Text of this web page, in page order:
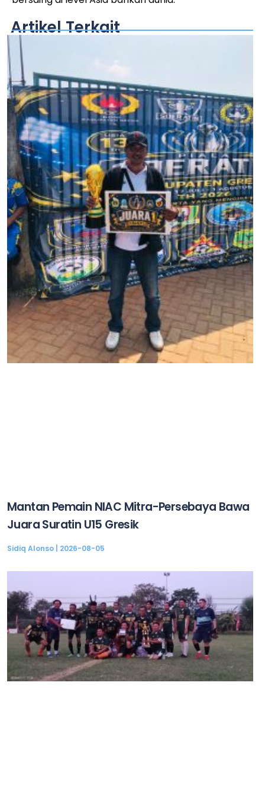
Artikel Terkait
Mantan Pemain NIAC Mitra-Persebaya Bawa
Juara Suratin U15 Gresik
Sidiq Alonso 2026-08-05